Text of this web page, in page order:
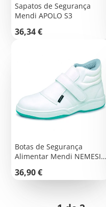
Sapatos de Segurança
Mendi APOLO S3
Preço
36,34 €
Botas de Segurança
Alimentar Mendi NEMESIS
Preço
36,90 €